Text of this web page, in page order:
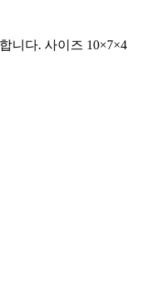
니다. 사이즈 10×7×4